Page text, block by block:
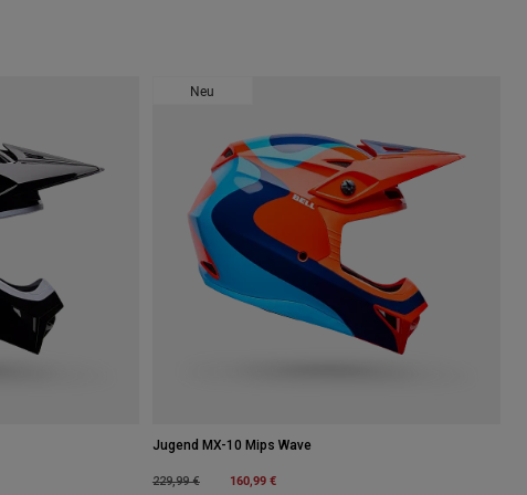
Neu
Jugend MX-10 Mips Wave
Price reduced from
229,99 €to 160,99 €